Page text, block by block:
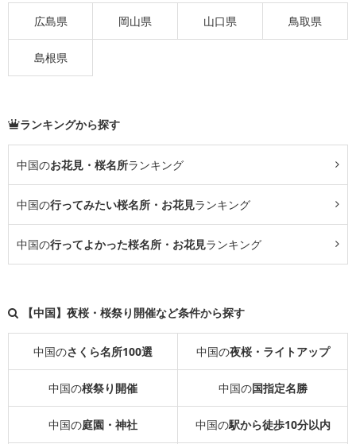
広島県 岡山県 山口県 鳥取県
島根県
ランキングから探す
中国のお花見・桜名所ランキング
中国の行ってみたい桜名所・お花見ランキング
中国の行ってよかった桜名所・お花見ランキング
【中国】夜桜・桜祭り開催など条件から探す
中国のさくら名所100選 中国の夜桜・ライトアップ
中国の桜祭り開催 中国の国指定名勝
中国の庭園・神社 中国の駅から徒歩10分以内